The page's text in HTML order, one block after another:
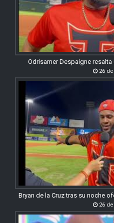
Odrisamer Despaigne
26
Bryan de la Cruz tras su noche
26